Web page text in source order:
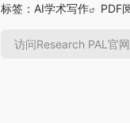
标签： AI学术写作 PDF
访问Research PAL官网